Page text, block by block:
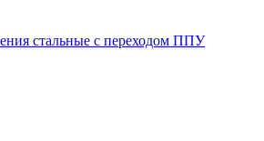
стальные с переходом ППУ